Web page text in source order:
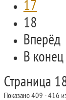
17
18
Вперёд
В конец
Страница
Показано 409 - 416